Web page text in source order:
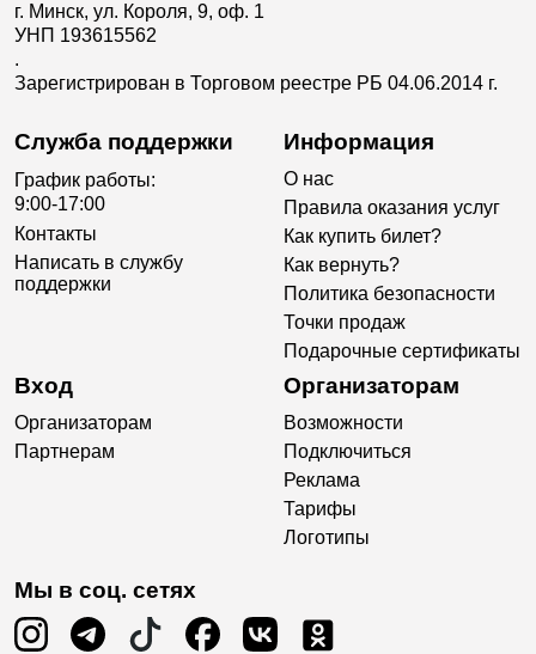
г. Минск, ул. Короля, 9, оф. 1
УНП 193615562
.
Зарегистрирован в Торговом реестре РБ 04.06.2014 г.
Служба поддержки
График работы:
9:00-17:00
Контакты
Написать в службу
поддержки
Информация
О нас
Правила оказания услуг
Как купить билет?
Как вернуть?
Политика безопасности
Точки продаж
Подарочные сертификаты
Вход
Организаторам
Партнерам
Организаторам
Возможности
Подключиться
Реклама
Тарифы
Логотипы
Мы в соц. сетях